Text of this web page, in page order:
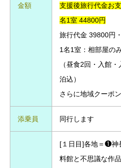
金額
支援後旅行代金お
名1室 44800円
旅行代金 39800円
1名1室：相部屋の
（昼食2回・入館
泊込）
さらに地域クーポ
添乗員 同行します
[１日目]各地＝❶神
料館と不思議な作